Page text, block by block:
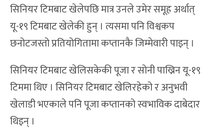
सिनियर टिमबाट खेलेपछि मात्र उनले उमेर समूह अर्थात्
यू-१९ टिमबाट खेलेकी हुन् । त्यसमा पनि विश्वकप
छनोटजस्तो प्रतियोगितामा कप्तानकै जिम्मेवारी पाइन् ।
सिनियर टिमबाट खेलिसकेकी पूजा र सोनी पाख्रिन यू-१९
टिममा थिए । सिनियर टिमबाट खेलिरहेको र अनुभवी
खेलाडी भएकाले पनि पूजा कप्तानको स्वभाविक दाबेदार
थिइन् ।